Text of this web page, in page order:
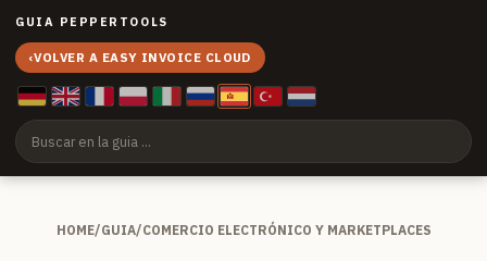
GUIA PEPPERTOOLS
‹VOLVER A EASY INVOICE CLOUD
HOME/GUIA/COMERCIO ELECTRÓNICO Y MARKETPLACES